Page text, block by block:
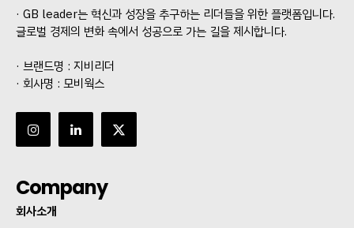
· GB leader는 혁신과 성장을 추구하는 리더들을 위한 플랫폼입니다.
글로벌 경제의 변화 속에서 성공으로 가는 길을 제시합니다.
· 브랜드명 : 지비리더
· 회사명 : 모비웍스
Company
회사소개